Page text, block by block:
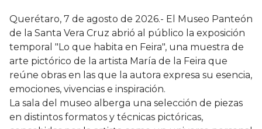
Querétaro, 7 de agosto de 2026.- El Museo Panteón
de la Santa Vera Cruz abrió al público la exposición
temporal "Lo que habita en Feira", una muestra de
arte pictórico de la artista María de la Feira que
reúne obras en las que la autora expresa su esencia,
emociones, vivencias e inspiración.
La sala del museo alberga una selección de piezas
en distintos formatos y técnicas pictóricas,